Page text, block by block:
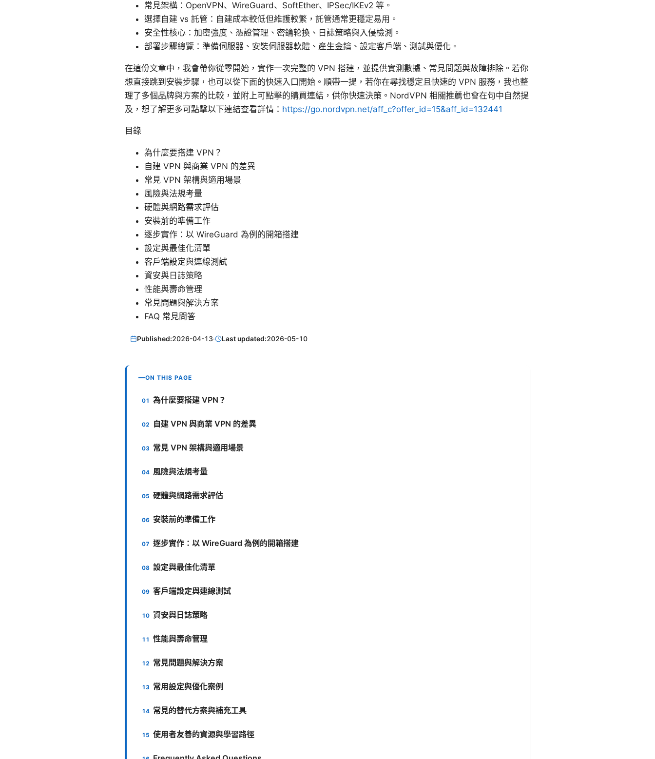
常見架構：OpenVPN、WireGuard、SoftEther、IPSec/IKEv2 等。
選擇自建 vs 託管：自建成本較低但維護較繁，託管通常更穩定易用。
安全性核心：加密強度、憑證管理、密鑰轮換、日誌策略與入侵檢測。
部署步驟總覽：準備伺服器、安裝伺服器軟體、產生金鑰、設定客戶端、測試與優化。
在這份文章中，我會帶你從零開始，實作一次完整的 VPN 搭建，並提供實測數據、常見問題與故障排除。若你
想直接跳到安裝步驟，也可以從下面的快速入口開始。順帶一提，若你在尋找穩定且快速的 VPN 服務，我也整
理了多個品牌與方案的比較，並附上可點擊的購買連結，供你快速決策。NordVPN 相關推薦也會在句中自然提
及，想了解更多可點擊以下連結查看詳情： https://go.nordvpn.net/aff_c?offer_id=15&aff_id=132441
目錄
為什麼要搭建 VPN？
自建 VPN 與商業 VPN 的差異
常見 VPN 架構與適用場景
風險與法規考量
硬體與網路需求評估
安裝前的準備工作
逐步實作：以 WireGuard 為例的開箱搭建
設定與最佳化清單
客戶端設定與連線測試
資安與日誌策略
性能與壽命管理
常見問題與解決方案
FAQ 常見問答
Published:2026-04-13· Last updated:2026-05-10
ON THIS PAGE
為什麼要搭建 VPN？
自建 VPN 與商業 VPN 的差異
常見 VPN 架構與適用場景
風險與法規考量
硬體與網路需求評估
安裝前的準備工作
逐步實作：以 WireGuard 為例的開箱搭建
設定與最佳化清單
客戶端設定與連線測試
資安與日誌策略
性能與壽命管理
常見問題與解決方案
常用設定與優化案例
常見的替代方案與補充工具
使用者友善的資源與學習路徑